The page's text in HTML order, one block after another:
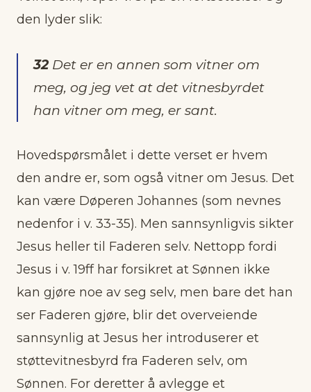
den lyder slik:
32Det er en annen som vitner om
meg, og jeg vet at det vitnesbyrdet
han vitner om meg, er sant.
Hovedspørsmålet i dette verset er hvem
den andre er, som også vitner om Jesus. Det
kan være Døperen Johannes (som nevnes
nedenfor i v. 33-35). Men sannsynligvis sikter
Jesus heller til Faderen selv. Nettopp fordi
Jesus i v. 19ff har forsikret at Sønnen ikke
kan gjøre noe av seg selv, men bare det han
ser Faderen gjøre, blir det overveiende
sannsynlig at Jesus her introduserer et
støttevitnesbyrd fra Faderen selv, om
Sønnen. For deretter å avlegge et